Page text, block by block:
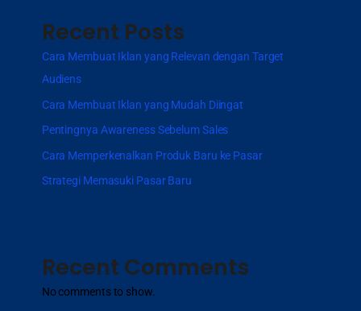
Recent Posts
Cara Membuat Iklan yang Relevan dengan Target
Audiens
Cara Membuat Iklan yang Mudah Diingat
Pentingnya Awareness Sebelum Sales
Cara Memperkenalkan Produk Baru ke Pasar
Strategi Memasuki Pasar Baru
Recent Comments
No comments to show.